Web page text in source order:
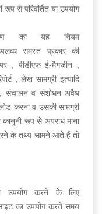
रूप से परिवर्तित या उपयोग
का यह नियम
समस्त प्रकार की
, पीडीएफ ई-मैगजीन ,
, लेख सामग्री इत्यादि
संचालन व संशोधन अवैध
करना व उसकी सामग्री
कानूनी रूप से अपराध माना
करने के तथ्य सामने आते हैं तो
उपयोग करने के लिए
का उपयोग करते समय